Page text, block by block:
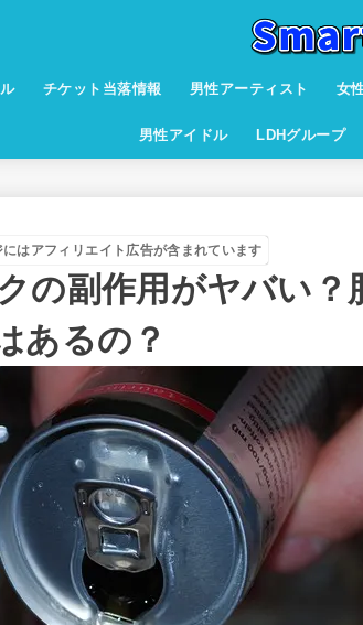
チケット当落情報 男性アーティスト 女
男性アイドル LDHグループ
にはアフィリエイト広告が含まれています
の副作用がヤバい？
あるの？